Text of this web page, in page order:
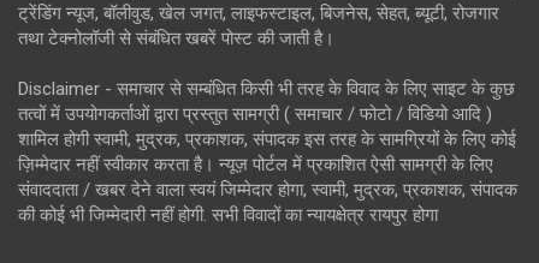
ट्रेंडिंग न्यूज, बॉलीवुड, खेल जगत, लाइफस्टाइल, बिजनेस, सेहत, ब्यूटी, रोजगार
तथा टेक्नोलॉजी से संबंधित खबरें पोस्ट की जाती है।
Disclaimer - समाचार से सम्बंधित किसी भी तरह के विवाद के लिए साइट के कुछ
तत्वों में उपयोगकर्ताओं द्वारा प्रस्तुत सामग्री ( समाचार / फोटो / विडियो आदि )
शामिल होगी स्वामी, मुद्रक, प्रकाशक, संपादक इस तरह के सामग्रियों के लिए कोई
ज़िम्मेदार नहीं स्वीकार करता है। न्यूज़ पोर्टल में प्रकाशित ऐसी सामग्री के लिए
संवाददाता / खबर देने वाला स्वयं जिम्मेदार होगा, स्वामी, मुद्रक, प्रकाशक, संपादक
की कोई भी जिम्मेदारी नहीं होगी. सभी विवादों का न्यायक्षेत्र रायपुर होगा